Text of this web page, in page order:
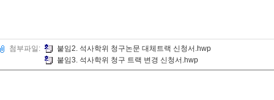
첨부파일:
붙임2. 석사학위 청구논문 대체트랙 신청서.hwp
붙임3. 석사학위 청구 트랙 변경 신청서.hwp